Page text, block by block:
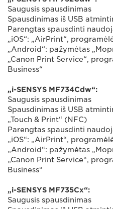
Saugusis spausdinimas
Spausdinimas iš USB
Parengtas spausdinti
„iOS“: „AirPrint“,
„Android“: pažymėtas
„Canon Print Service“,
Business“
„i-SENSYS MF734Cdw“:
Saugusis spausdinimas
Spausdinimas iš USB
„Touch & Print“ (NFC)
Parengtas spausdinti
„iOS“: „AirPrint“,
„Android“: pažymėtas
„Canon Print Service“,
Business“
„i-SENSYS MF735Cx“:
Saugusis spausdinimas